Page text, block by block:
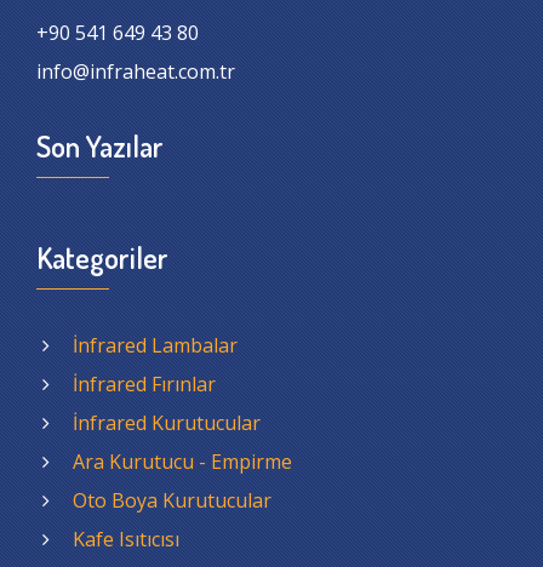
+90 541 649 43 80
info@infraheat.com.tr
Son Yazılar
Kategoriler
İnfrared Lambalar
İnfrared Fırınlar
İnfrared Kurutucular
Ara Kurutucu - Empirme
Oto Boya Kurutucular
Kafe Isıtıcısı